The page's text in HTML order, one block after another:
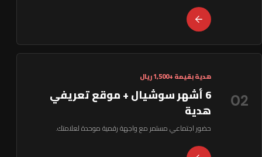
02
هدية بقيمة +1,500 ريال
6 أشهر سوشيال + موقع تعريفي
هدية
حضور اجتماعي مستمر مع واجهة رقمية موحدة لعلامتك.